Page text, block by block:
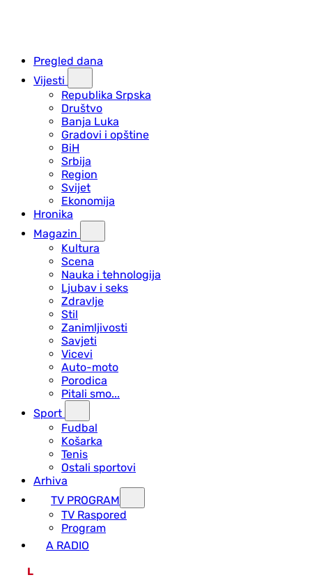
Pregled dana
Vijesti
Republika Srpska
Društvo
Banja Luka
Gradovi i opštine
BiH
Srbija
Region
Svijet
Ekonomija
Hronika
Magazin
Kultura
Scena
Nauka i tehnologija
Ljubav i seks
Zdravlje
Stil
Zanimljivosti
Savjeti
Vicevi
Auto-moto
Porodica
Pitali smo...
Sport
Fudbal
Košarka
Tenis
Ostali sportovi
Arhiva
TV PROGRAM
ТV Raspored
Program
A RADIO
L